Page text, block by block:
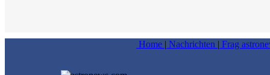
Home | Nachrichten | Frag